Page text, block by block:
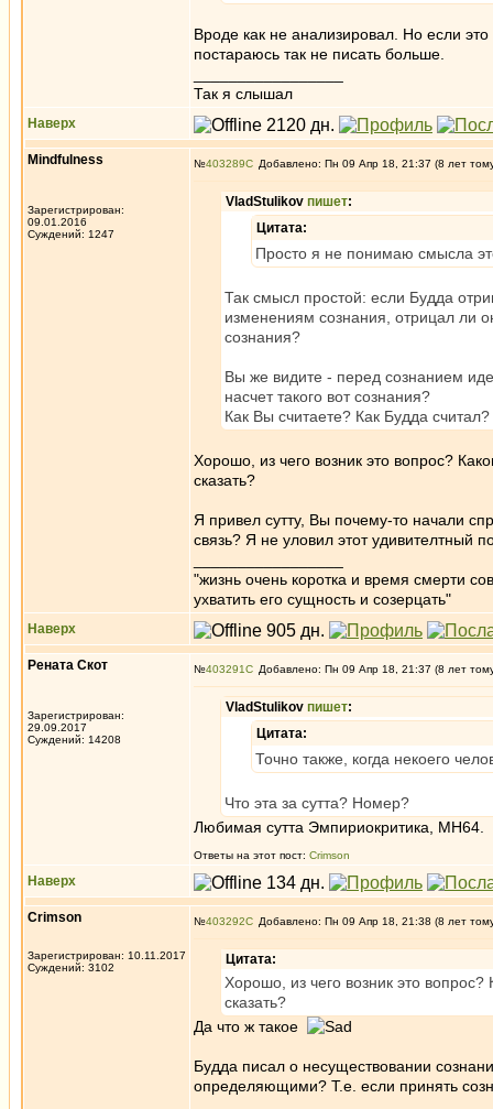
Вроде как не анализировал. Но если
постараюсь так не писать больше.
Так я слышал
Наверх
Mindfulness
Зарегистрирован:
09.01.2016
Суждений: 1247
№403289 Добавлено: Пн 09 Апр 18, 21:37 (8 лет
VladStulikov пишет:
Цитата:
Просто я не понимаю смысла
Так смысл простой: если Будда
изменениям сознания, отрицал ли
сознания?
Вы же видите - перед сознанием
насчет такого вот сознания?
Как Вы считаете? Как Будда считал?
Хорошо, из чего возник это вопрос?
сказать?
Я привел сутту, Вы почему-то начали
связь? Я не уловил этот удивителтный
"жизнь очень коротка и время смерти
ухватить его сущность и созерцать"
Наверх
Рената Скот
Зарегистрирован:
29.09.2017
Суждений: 14208
№403291 Добавлено: Пн 09 Апр 18, 21:37 (8 лет
VladStulikov пишет:
Цитата:
Точно также, когда некоего
Что эта за сутта? Номер?
Любимая сутта Эмпириокритика, МН64.
Ответы на этот пост: Crimson
Наверх
Crimson
Зарегистрирован: 10.11.2017
Суждений: 3102
№403292 Добавлено: Пн 09 Апр 18, 21:38 (8 лет
Цитата:
Хорошо, из чего возник это
сказать?
Да что ж такое
Будда писал о несуществовании
определяющими? Т.е. если принять